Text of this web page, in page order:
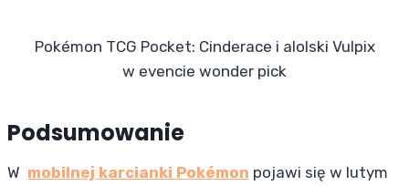
Pokémon TCG Pocket: Cinderace i alolski Vulpix
w evencie wonder pick
Podsumowanie
W mobilnej karcianki Pokémon pojawi się w lutym